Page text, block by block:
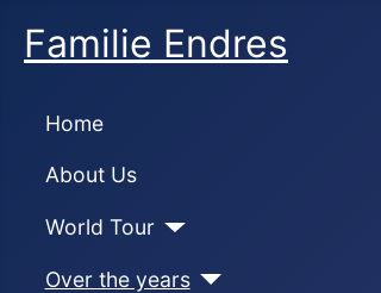
Familie Endres
Home
About Us
World Tour
Over the years